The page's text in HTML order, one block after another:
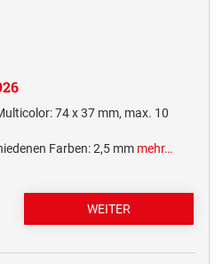
74 x 37 mm, max. 10
Farben: 2,5 mm mehr…